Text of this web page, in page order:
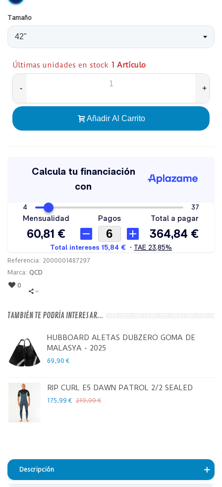
Tamaño
Últimas unidades en stock 1 Artículo
- +
Añadir Al Carrito
Referencia: 2000001487297
Marca: QCD
0
TAMBIÉN TE PODRÍA INTERESAR...
HUBBOARD ALETAS DUBZERO GOMA DE
MALASYA - 2025
69,90 €
RIP CURL E5 DAWN PATROL 2/2 SEALED
175,99 € 219,99 €
Descripción